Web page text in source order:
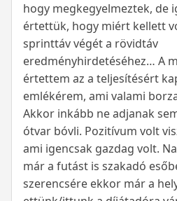
hogy megkegyelmeztek, de
értettük, hogy miért kellett
sprinttáv végét a rövidtáv
eredményhirdetéséhez… A
értettem az a teljesítésért
emlékérem, ami valami
Akkor inkább ne adjanak
ótvar bóvli. Pozitívum volt
ami igencsak gazdag volt.
már a futást is szakadó
szerencsére ekkor már a